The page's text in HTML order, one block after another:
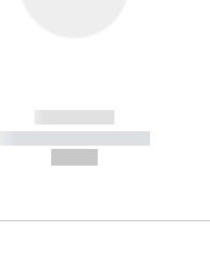
------------
----------- -----------